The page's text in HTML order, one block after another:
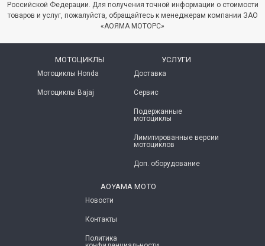
→
Российской Федерации. Для получения точной информации о стоимости
товаров и услуг, пожалуйста, обращайтесь к менеджерам компании ЗАО
«АОЯМА МОТОРС»
МОТОЦИКЛЫ
Мотоциклы Honda
Мотоциклы Bajaj
УСЛУГИ
Доставка
Сервис
Подержанные
мотоциклы
Лимитированные версии
мотоциклов
Доп. оборудование
AOYAMA MOTO
Новости
Контакты
Политика